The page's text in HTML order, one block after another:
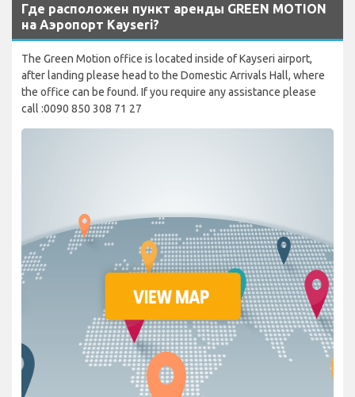
Где расположен пункт аренды GREEN MOTION
на Аэропорт Kayseri?
The Green Motion office is located inside of Kayseri airport,
after landing please head to the Domestic Arrivals Hall, where
the office can be found. If you require any assistance please
call :0090 850 308 71 27